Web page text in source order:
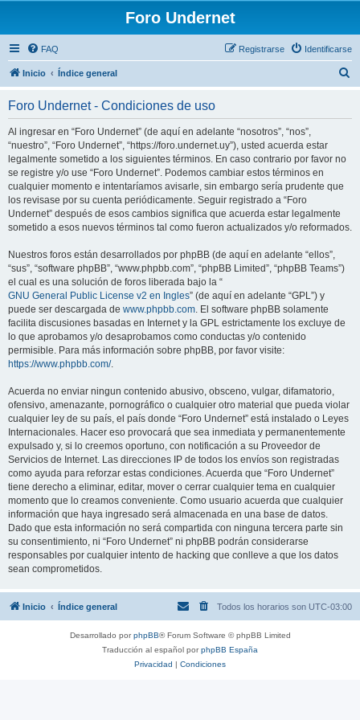
Foro Undernet
FAQ Identificarse
Registrarse
Inicio Índice general
Foro Undernet - Condiciones de uso
Al ingresar en “Foro Undernet” (de aquí en adelante “nosotros”, “nos”,
“nuestro”, “Foro Undernet”, “https://foro.undernet.uy”), usted acuerda estar
legalmente sometido a los siguientes términos. En caso contrario por favor no
se registre y/o use “Foro Undernet”. Podemos cambiar estos términos en
cualquier momento e intentaríamos avisarle, sin embargo sería prudente que
los revisase por su cuenta periódicamente. Seguir registrado a “Foro
Undernet” después de esos cambios significa que acuerda estar legalmente
sometido a esos nuevos términos tal como fueron actualizados y/o reformados.
Nuestros foros están desarrollados por phpBB (de aquí en adelante “ellos”,
“sus”, “software phpBB”, “www.phpbb.com”, “phpBB Limited”, “phpBB Teams”)
el cual es una solución de foros liberada bajo la “
GNU General Public License v2 en Ingles” (de aquí en adelante “GPL”) y
puede ser descargada de www.phpbb.com. El software phpBB solamente
facilita discusiones basadas en Internet y la GPL estrictamente los excluye de
lo que aprobamos y/o desaprobamos como conductas y/o contenido
permisible. Para más información sobre phpBB, por favor visite:
https://www.phpbb.com/.
Acuerda no enviar ningun contenido abusivo, obsceno, vulgar, difamatorio,
ofensivo, amenazante, pornográfico o cualquier otro material que pueda violar
cualquier ley de su país, el país donde “Foro Undernet” está instalado o Leyes
Internacionales. Hacer eso provocará que sea inmediata y permanentemente
expulsado y, si lo creemos oportuno, con notificación a su Proveedor de
Servicios de Internet. Las direcciones IP de todos los envíos son registradas
como ayuda para reforzar estas condiciones. Acuerda que “Foro Undernet”
tiene derecho a eliminar, editar, mover o cerrar cualquier tema en cualquier
momento que lo creamos conveniente. Como usuario acuerda que cualquier
información que haya ingresado será almacenada en una base de datos.
Dado que esta información no será compartida con ninguna tercera parte sin
su consentimiento, ni “Foro Undernet” ni phpBB podrán considerarse
responsables por cualquier intento de hacking que conlleve a que los datos
sean comprometidos.
Inicio Índice general Todos los horarios son UTC-03:00
Desarrollado porphpBB® Forum Software © phpBB Limited
Traducción al español porphpBB España
Privacidad | Condiciones